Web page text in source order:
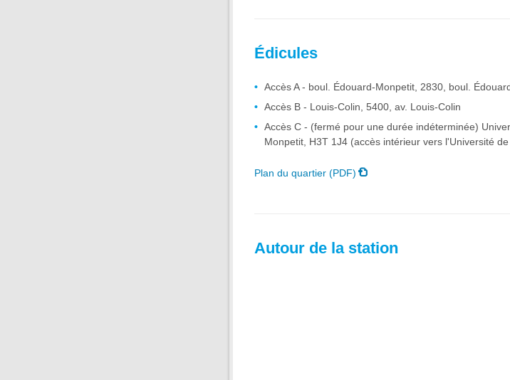
Édicules
Accès A - boul. Édouard-Monpetit, 2830, boul.
Accès B - Louis-Colin, 5400, av. Louis-Colin
Accès C - (fermé pour une durée indéterminée)
Monpetit, H3T 1J4 (accès intérieur vers l'Université
Plan du quartier (PDF)
Autour de la station